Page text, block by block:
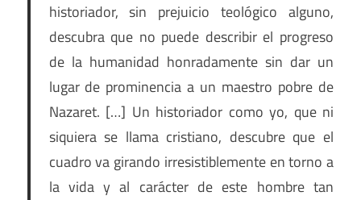
historiador, sin prejuicio teológico alguno,
descubra que no puede describir el progreso
de la humanidad honradamente sin dar un
lugar de prominencia a un maestro pobre de
Nazaret. […] Un historiador como yo, que ni
siquiera se llama cristiano, descubre que el
cuadro va girando irresistiblemente en torno a
la vida y al carácter de este hombre tan